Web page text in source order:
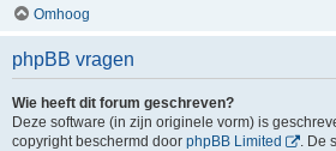
Omhoog
phpBB vragen
Wie heeft dit forum geschreven?
Deze software (in zijn originele vorm) is
copyright beschermd door phpBB Limited
. De